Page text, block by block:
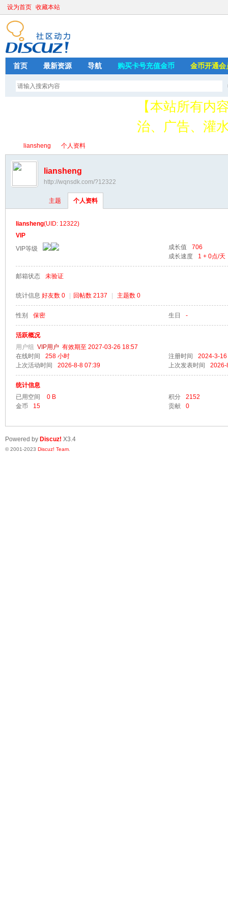
设为首页 收藏本站
首页 最新资源 导航 购买卡号充值金币 金币开通会
【本站所有内
治、广告、灌
›
liansheng 个人资料
liansheng
http://wqnsdk.com/?12322
主题 个人资料
liansheng(UID: 12322)
VIP
VIP等级
成长值
706
成长速度
1 + 0点/天
邮箱状态 未验证
统计信息 好友数 0 回帖数 2137 主题数 0
性别 保密 生日 -
活跃概况
用户组 VIP用户 有效期至 2027-03-26 18:57
在线时间
258 小时 注册时间
2024-3-
上次活动时间
2026-8-8 07:39 上次发表时间 2026-
统计信息
已用空间
0 B 积分
2152
金币
15 贡献 0
Powered by Discuz! X3.4
© 2001-2023 Discuz! Team.